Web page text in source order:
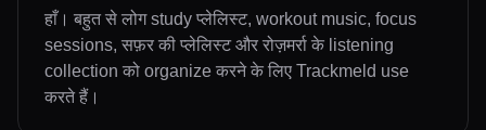
हाँ। बहुत से लोग study प्लेलिस्ट, workout music, focus
sessions, सफ़र की प्लेलिस्ट और रोज़मर्रा के listening
collection को organize करने के लिए Trackmeld use
करते हैं।